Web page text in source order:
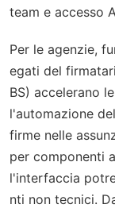
team e accesso
Per le agenzie,
egati del
BS) accelerano
l'automazione
firme nelle
per componenti
l'interfaccia
nti non tecnici.